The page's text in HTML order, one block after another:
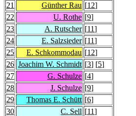
21
Günther Rau [12]
22
U. Rothe [9]
23
A. Rutscher [11]
24
E. Salzsieder [11]
25
E. Schkommodau [12]
26 Joachim W. Schmidt [3] [5]
27
G. Schulze [4]
28
J. Schulze [9]
29
Thomas E. Schütt [6]
30
C. Sell [11]